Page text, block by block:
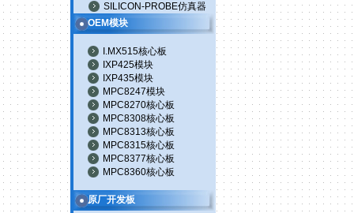
SILICON-PROBE仿真器
OEM模块
I.MX515核心板
IXP425模块
IXP435模块
MPC8247模块
MPC8270核心板
MPC8308核心板
MPC8313核心板
MPC8315核心板
MPC8377核心板
MPC8360核心板
原厂开发板